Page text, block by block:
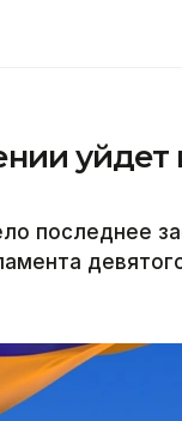
уйдет
последнее